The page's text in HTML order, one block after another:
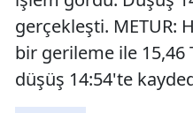
gerçekleşti. METUR:
bir gerileme ile 15,46
düşüş 14:54'te